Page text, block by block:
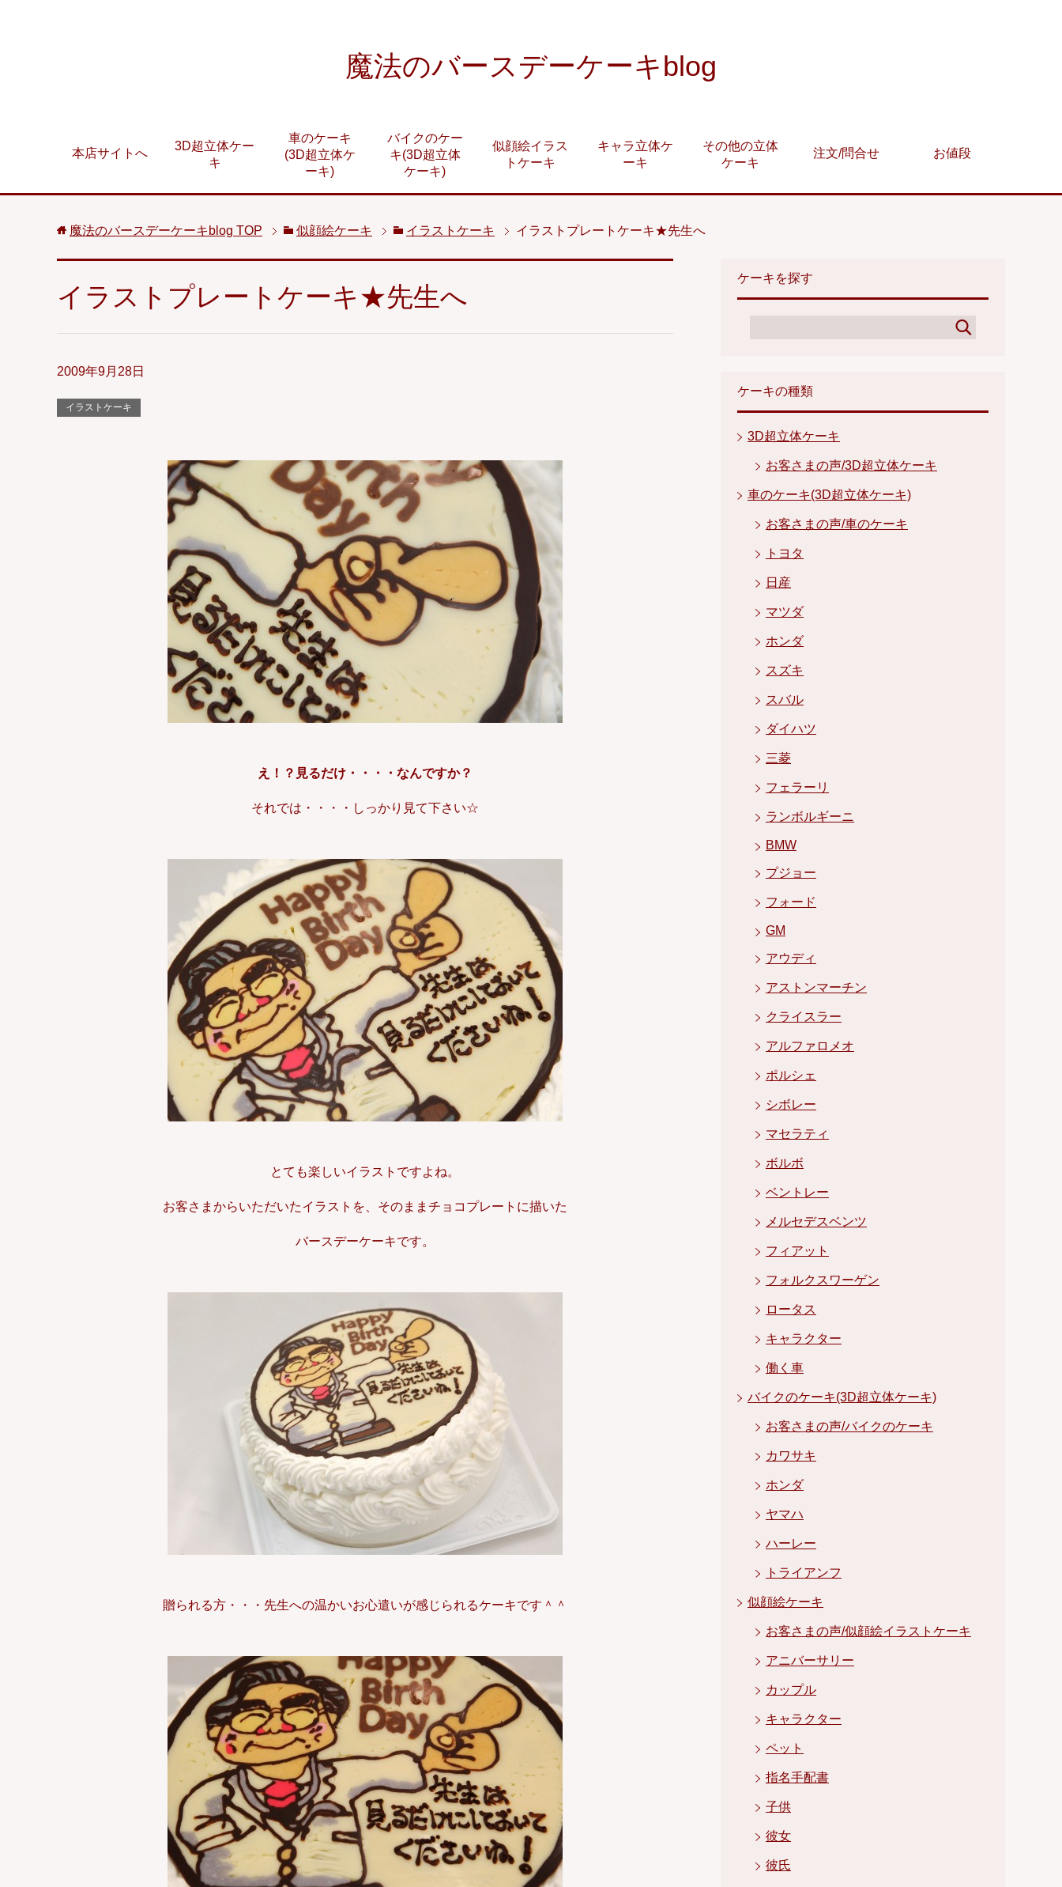
魔法のバースデーケーキblog
本店サイトへ
3D超立体ケー
キ
車のケーキ
(3D超立体ケ
ーキ)
バイクのケー
キ(3D超立体
ケーキ)
似顔絵イラス
トケーキ
キャラ立体ケ
ーキ
その他の立体
ケーキ
注文/問合せ お値段
魔法のバースデーケーキblog TOP 似顔絵ケーキ イラストケーキ イラストプレートケーキ★先生へ
イラストプレートケーキ★先生へ
2009年9月28日
イラストケーキ
え！？見るだけ・・・・なんですか？
それでは・・・・しっかり見て下さい☆
とても楽しいイラストですよね。
お客さまからいただいたイラストを、そのままチョコプレートに描いた
バースデーケーキです。
贈られる方・・・先生への温かいお心遣いが感じられるケーキです＾＾
ケーキを探す
ケーキの種類
3D超立体ケーキ
お客さまの声/3D超立体ケーキ
車のケーキ(3D超立体ケーキ)
お客さまの声/車のケーキ
トヨタ
日産
マツダ
ホンダ
スズキ
スバル
ダイハツ
三菱
フェラーリ
ランボルギーニ
BMW
プジョー
フォード
GM
アウディ
アストンマーチン
クライスラー
アルファロメオ
ポルシェ
シボレー
マセラティ
ボルボ
ベントレー
メルセデスベンツ
フィアット
フォルクスワーゲン
ロータス
キャラクター
働く車
バイクのケーキ(3D超立体ケーキ)
お客さまの声/バイクのケーキ
カワサキ
ホンダ
ヤマハ
ハーレー
トライアンフ
似顔絵ケーキ
お客さまの声/似顔絵イラストケーキ
アニバーサリー
カップル
キャラクター
ペット
指名手配書
子供
彼女
彼氏